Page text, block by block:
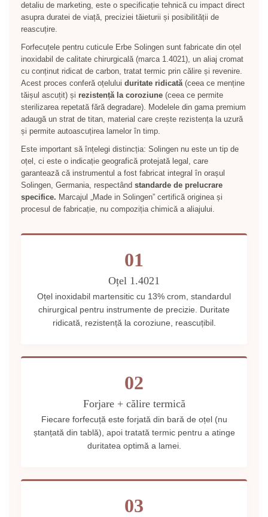
detaliu de marketing, este o specificație tehnică cu impact direct
asupra duratei de viață, preciziei tăieturii și posibilității de
reascuțire.
Forfecuțele pentru cuticule Erbe Solingen sunt fabricate din oțel
inoxidabil de calitate chirurgicală (marca 1.4021), un aliaj cromat
cu conținut ridicat de carbon, tratat termic prin călire și revenire.
Acest proces conferă oțelului duritate ridicată (ceea ce menține
tăișul ascuțit) și rezistență la coroziune (ceea ce permite
sterilizarea repetată fără degradare). Modelele din gama premium
adaugă un strat de titan, material care crește rezistența la uzură
și permite autoascuțirea lamelor în timp.
Este important să înțelegi distincția: Solingen nu este un tip de
oțel, ci este o indicație geografică protejată legal, care
garantează că instrumentul a fost fabricat integral în orașul
Solingen, Germania, respectând standarde de prelucrare
specifice. Marcajul „Made in Solingen” certifică originea și
procesul de fabricație, nu compoziția chimică a aliajului.
01
Oțel 1.4021
Oțel inoxidabil martensitic cu 13% crom, standardul
chirurgical pentru instrumente de precizie. Duritate
ridicată, rezistență la coroziune, reascuțibil.
02
Forjare + călire termică
Fiecare forfecuță este forjată din bară de oțel (nu
ștanțată din tablă), apoi tratată termic pentru a atinge
duritatea optimă a lamei.
03